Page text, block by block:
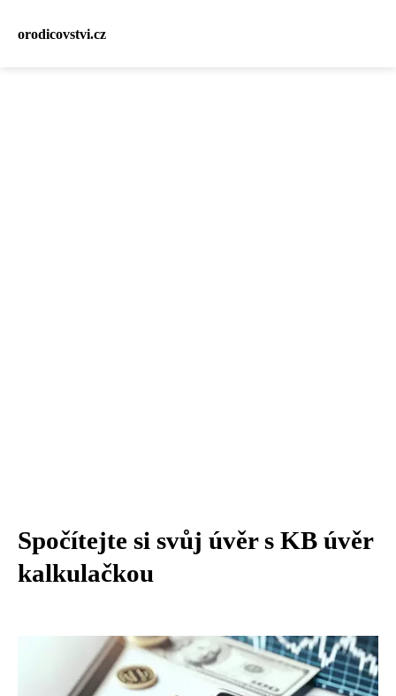
orodicovstvi.cz
Spočítejte si svůj úvěr s KB úvěr
kalkulačkou